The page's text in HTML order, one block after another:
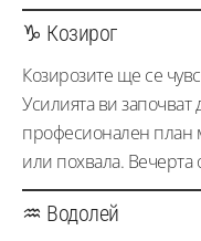
♑ Козирог
Козирозите ще се
Усилията ви започват
професионален план
или похвала. Вечерта
♒ Водолей